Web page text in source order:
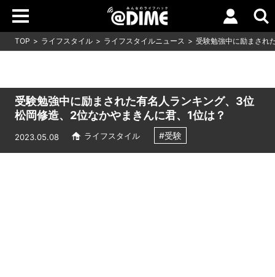
TOP ライフスタイル ライフスタイルニュース 受験勉強中に励まされ
受験勉強中に励まされた有名人ランキング、3位
松岡修造、2位なかやまきんに君、1位は？
2023.05.08 ライフスタイル #受験